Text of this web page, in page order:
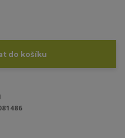
do košíku